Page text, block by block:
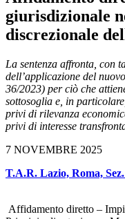
giurisdizionale
discrezionale
La sentenza affronta, con
dell’applicazione del
36/2023) per ciò che
sottosoglia e, in
privi di rilevanza
privi di interesse
7 NOVEMBRE 2025
T.A.R. Lazio, Roma,
Affidamento diretto –